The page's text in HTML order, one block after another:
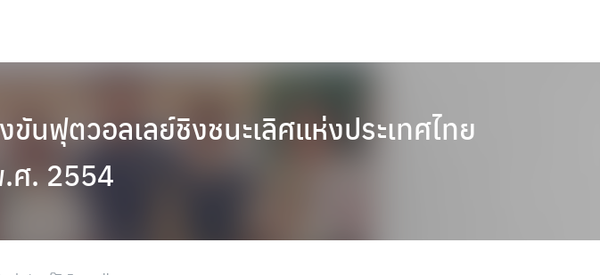
ฟุตวอลเลย์ชิงชนะเลิศแห่งประเทศไทย
ศ. 2554